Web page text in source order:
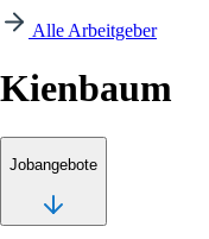
Alle Arbeitgeber
Kienbaum
Jobangebote